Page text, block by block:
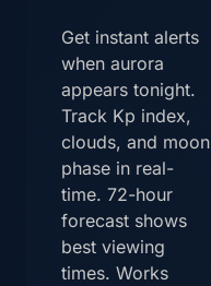
Get instant alerts
when aurora
appears tonight.
Track Kp index,
clouds, and moon
phase in real-
time. 72-hour
forecast shows
best viewing
times. Works